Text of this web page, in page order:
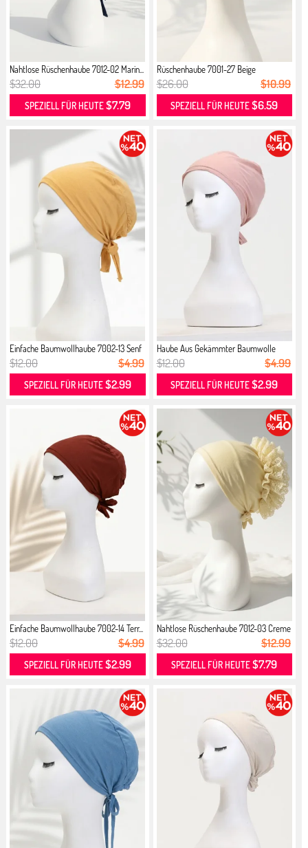
Nahtlose Rüschenhaube 7012-02 Marin...
$32.00 $12.99
SPEZIELL FÜR HEUTE$7.79
Rüschenhaube 7001-27 Beige
$26.00 $10.99
SPEZIELL FÜR HEUTE$6.59
Einfache Baumwollhaube 7002-13 Senf
$12.00 $4.99
SPEZIELL FÜR HEUTE$2.99
Haube Aus Gekämmter Baumwolle
7002-...
$12.00 $4.99
SPEZIELL FÜR HEUTE$2.99
Einfache Baumwollhaube 7002-14 Terr...
$12.00 $4.99
SPEZIELL FÜR HEUTE$2.99
Nahtlose Rüschenhaube 7012-03 Creme
$32.00 $12.99
SPEZIELL FÜR HEUTE$7.79